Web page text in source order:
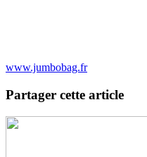
www.jumbobag.fr
Partager cette article